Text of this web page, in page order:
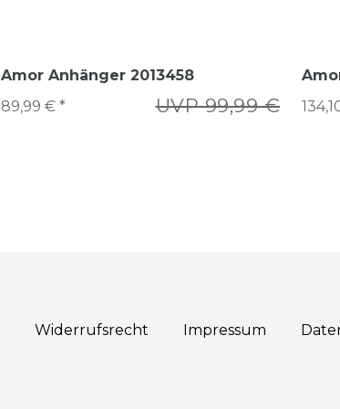
Amor Anhänger 2013458
UVP 99,99 €
89,99 € *
Widerrufs­recht Impressum